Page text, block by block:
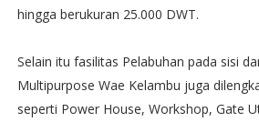
hingga berukuran 25.000 DWT.
Selain itu fasilitas Pelabuhan pada sisi
Multipurpose Wae Kelambu juga
seperti Power House, Workshop, Gate